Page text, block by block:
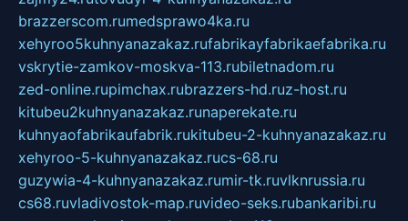
brazzerscom.rumedsprawo4ka.ru
xehyroo5kuhnyanazakaz.rufabrikayfabrikaefabrika.ru
vskrytie-zamkov-moskva-113.rubiletnadom.ru
zed-online.rupimchax.rubrazzers-hd.ruz-host.ru
kitubeu2kuhnyanazakaz.runaperekate.ru
kuhnyaofabrikaufabrik.rukitubeu-2-kuhnyanazakaz.ru
xehyroo-5-kuhnyanazakaz.rucs-68.ru
guzywia-4-kuhnyanazakaz.rumir-tk.ruvlknrussia.ru
cs68.ruvladivostok-map.ruvideo-seks.rubankaribi.ru